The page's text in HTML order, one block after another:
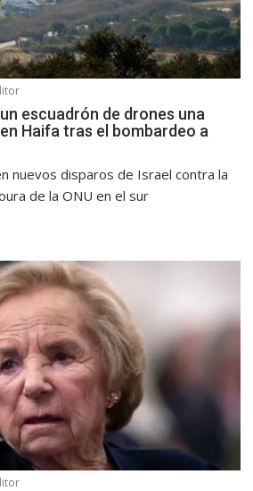
escuadrón de drones una
Haifa tras el bombardeo a
nuevos disparos de Israel contra la
de la ONU en el sur